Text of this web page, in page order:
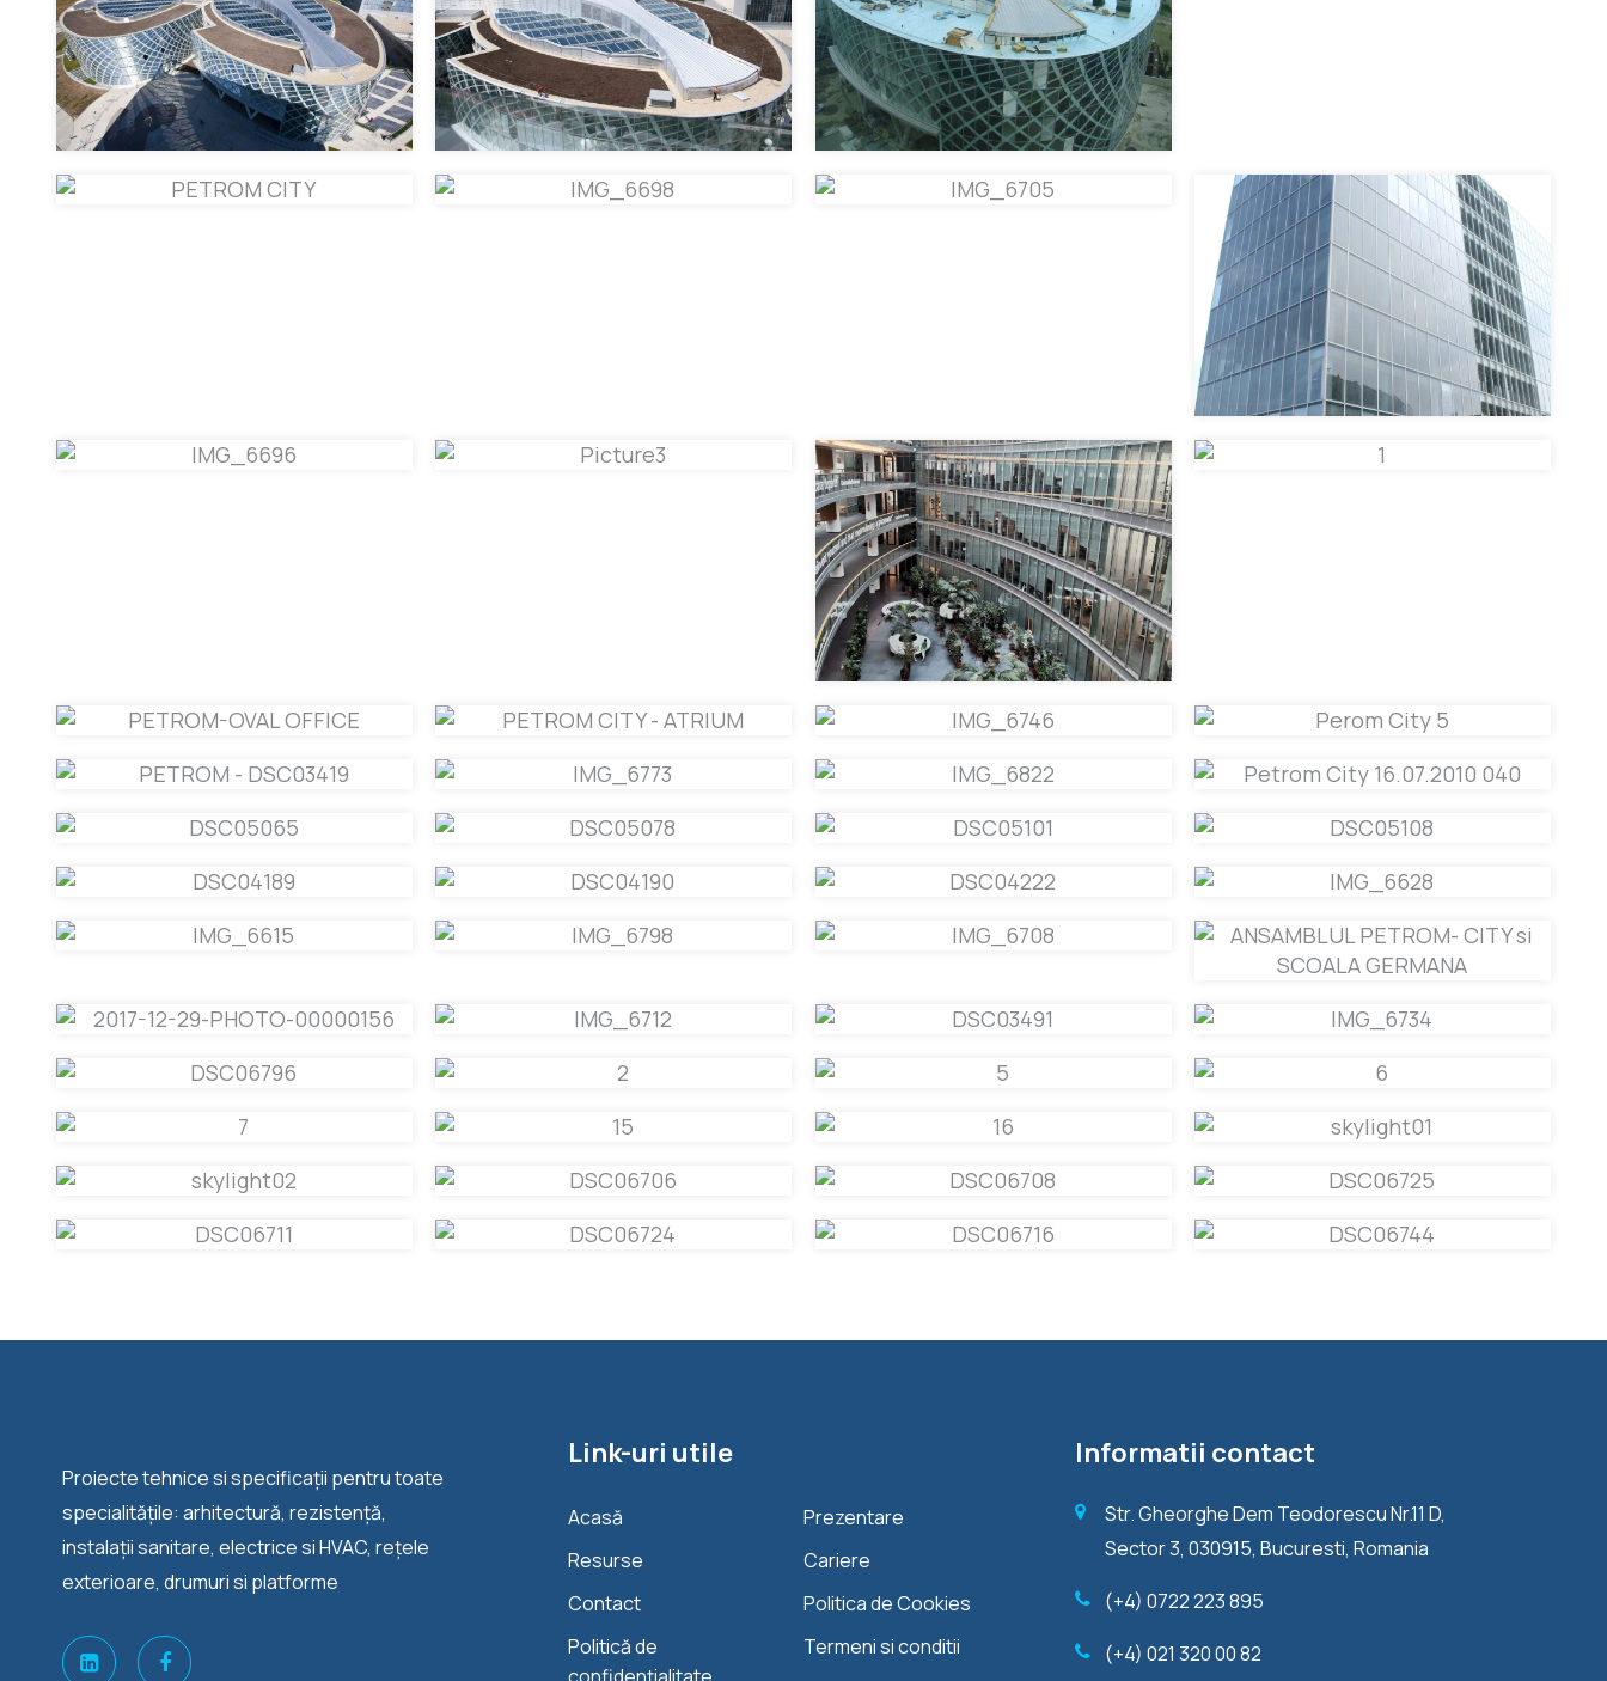
Proiecte tehnice si specificații pentru toate
specialitățile: arhitectură, rezistență,
instalații sanitare, electrice si HVAC, rețele
exterioare, drumuri si platforme
Link-uri utile
Acasă
Prezentare
Resurse
Cariere
Contact
Politica de Cookies
Politică de
Termeni si conditii
Informatii contact
Str. Gheorghe Dem Teodorescu Nr.11 D,
Sector 3, 030915, Bucuresti, Romania
(+4) 0722 223 895
(+4) 021 320 00 82